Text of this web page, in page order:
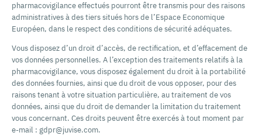
pharmacovigilance effectués pourront être transmis pour des raisons
administratives à des tiers situés hors de l’Espace Economique
Européen, dans le respect des conditions de sécurité adéquates.
Vous disposez d’un droit d’accès, de rectification, et d’effacement de
vos données personnelles. A l’exception des traitements relatifs à la
pharmacovigilance, vous disposez également du droit à la portabilité
des données fournies, ainsi que du droit de vous opposer, pour des
raisons tenant à votre situation particulière, au traitement de vos
données, ainsi que du droit de demander la limitation du traitement
vous concernant. Ces droits peuvent être exercés à tout moment par
e-mail : gdpr@juvise.com.